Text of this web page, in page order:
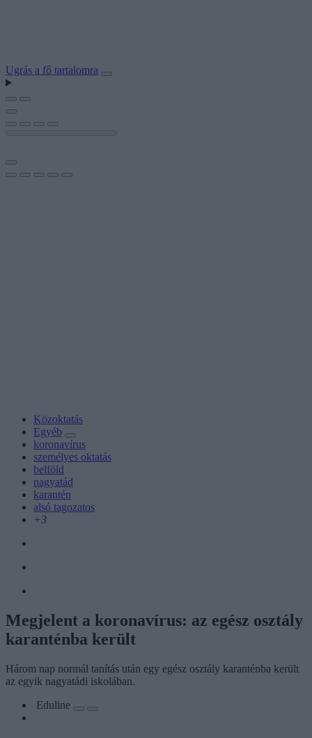
Ugrás a fő tartalomra
Közoktatás
Egyéb
koronavírus
személyes oktatás
belföld
nagyatád
karantén
alsó tagozatos
+3
Megjelent a koronavírus: az egész osztály
karanténba került
Három nap normál tanítás után egy egész osztály karanténba került
az egyik nagyatádi iskolában.
Eduline